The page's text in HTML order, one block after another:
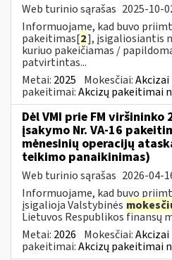
Web turinio sąrašas 2025-10-
Informuojame, kad buvo
pakeitimas[2], įsigaliosiantis
kuriuo pakeičiamas /
patvirtintas...
Metai: 2025 Mokesčiai:Akcizai
pakeitimai:Akcizų pakeitimai
Dėl VMI prie FM viršininko
įsakymo Nr. VA-16
mėnesinių operacijų
teikimo panaikinimas)
Web turinio sąrašas 2026-04-
Informuojame, kad buvo
įsigalioja Valstybinės
Lietuvos Respublikos finansų
Metai: 2026 Mokesčiai:Akcizai
pakeitimai:Akcizų pakeitimai